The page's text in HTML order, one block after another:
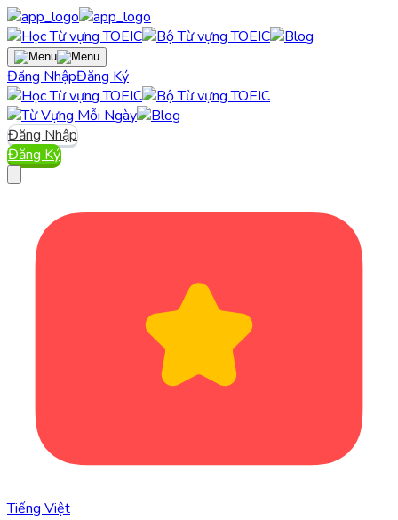
Đăng NhậpĐăng Ký
Đăng Nhập
Đăng Ký
Tiếng Việt